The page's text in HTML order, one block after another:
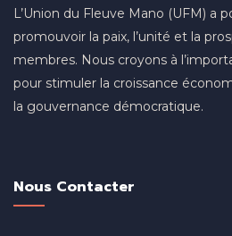
L’Union du Fleuve Mano (UFM) a
promouvoir la paix, l’unité et la
membres. Nous croyons à
pour stimuler la croissance
la gouvernance démocratique.
Nous Contacter